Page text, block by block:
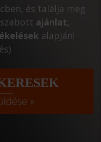
és találja meg
ajánlat,
alapján!
»